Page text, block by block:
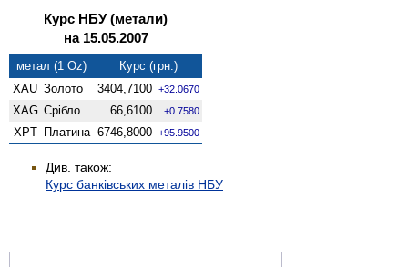
Курс НБУ (метали)
на 15.05.2007
метал (1 Oz)
Курс (грн.)
XAU Золото 3404,7100 +32.0670
XAG Срібло 66,6100 +0.7580
XPT Платина 6746,8000 +95.9500
Див. також:
Курс банківських металів НБУ